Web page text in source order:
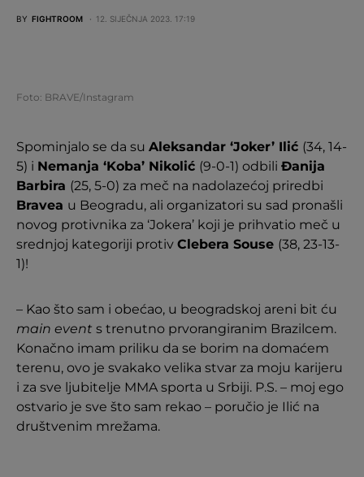
BY FIGHTROOM 12. SIJEČNJA 2023. 17:19
Foto: BRAVE/Instagram
Spominjalo se da su Aleksandar ‘Joker’ Ilić (34, 14-
5) i Nemanja ‘Koba’ Nikolić (9-0-1) odbili Đanija
Barbira (25, 5-0) za meč na nadolazećoj priredbi
Bravea u Beogradu, ali organizatori su sad pronašli
novog protivnika za ‘Jokera’ koji je prihvatio meč u
srednjoj kategoriji protiv Clebera Souse (38, 23-13-
1)!
– Kao što sam i obećao, u beogradskoj areni bit ću
main event s trenutno prvorangiranim Brazilcem.
Konačno imam priliku da se borim na domaćem
terenu, ovo je svakako velika stvar za moju karijeru
i za sve ljubitelje MMA sporta u Srbiji. P.S. – moj ego
ostvario je sve što sam rekao – poručio je Ilić na
društvenim mrežama.